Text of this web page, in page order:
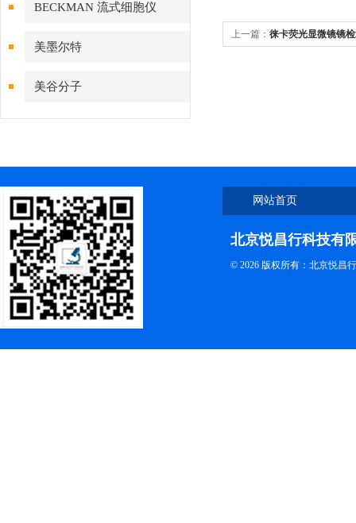
BECKMAN 流式细胞仪
美墨尔特
美谷分子
上一篇： 徕卡荧光显微镜镜
网站首页
北京悦昌行科技有
© 2026 版权所有：北京悦昌